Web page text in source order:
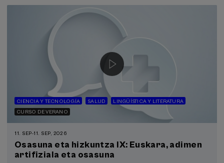
CIENCIA Y TECNOLOGÍA SALUD
LINGÜÍSTICA Y LITERATURA
CURSO DE VERANO
11. SEP-11. SEP, 2026
Osasuna eta hizkuntza IX: Euskara, adimen
artifiziala eta osasuna